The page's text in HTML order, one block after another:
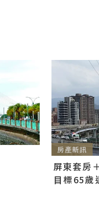
房產新訊
屏東套房
目標65歲